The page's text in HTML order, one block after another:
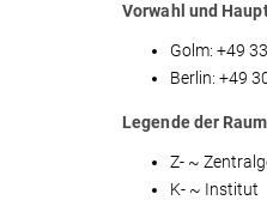
Vorwahl und
Golm: +49
Berlin: +49
Legende der
Z- ~
K- ~ Institut